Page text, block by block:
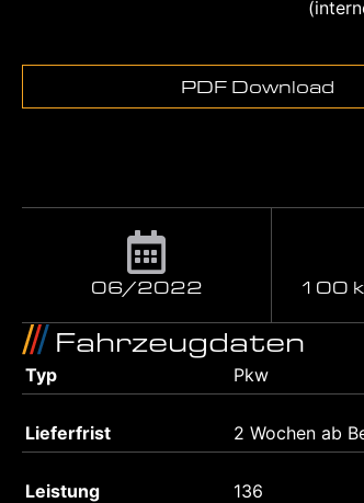
PDF Download
06/2022 100
Fahrzeugdaten
Typ Pkw
Lieferfrist 2 Wochen ab
Leistung 136